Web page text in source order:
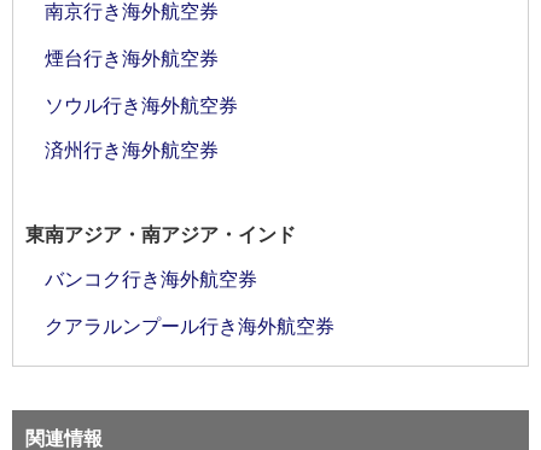
南京行き海外航空券
煙台行き海外航空券
ソウル行き海外航空券
済州行き海外航空券
東南アジア・南アジア・インド
バンコク行き海外航空券
クアラルンプール行き海外航空券
関連情報